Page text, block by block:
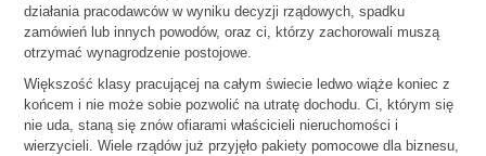
działania pracodawców w wyniku decyzji rządowych, spadku
zamówień lub innych powodów, oraz ci, którzy zachorowali muszą
otrzymać wynagrodzenie postojowe.
Większość klasy pracującej na całym świecie ledwo wiąże koniec z
końcem i nie może sobie pozwolić na utratę dochodu. Ci, którym się
nie uda, staną się znów ofiarami właścicieli nieruchomości i
wierzycieli. Wiele rządów już przyjęło pakiety pomocowe dla biznesu,